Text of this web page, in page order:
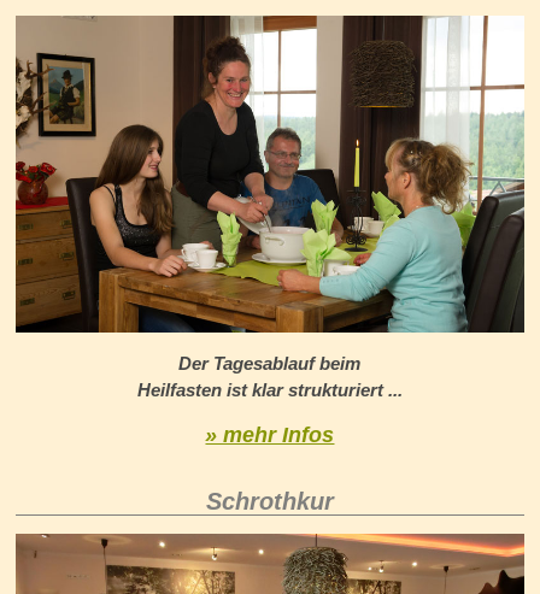
Der Tagesablauf beim
Heilfasten ist klar strukturiert ...
» mehr Infos
Schrothkur